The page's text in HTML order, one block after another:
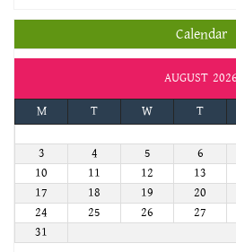
Calendar
AUGUST 2026
M
T W T
3
4 5 6
10
11 12 13
17
18 19 20
24
25 26 27
31